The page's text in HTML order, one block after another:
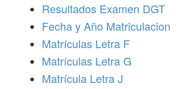
Resultados Examen DGT
Fecha y Año Matriculacion
Matrículas Letra F
Matrículas Letra G
Matrícula Letra J